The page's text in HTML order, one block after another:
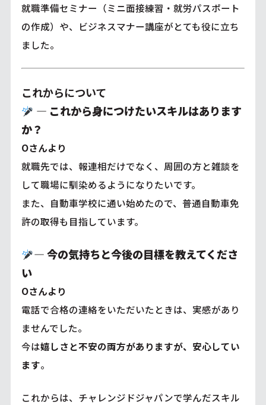
就職準備セミナー（ミニ面接練習・就労パスポート
の作成）や、ビジネスマナー講座がとても役に立ち
ました。
これからについて
― これから身につけたいスキルはあります
か？
Oさんより
就職先では、報連相だけでなく、周囲の方と雑談を
して職場に馴染めるようになりたいです。
また、自動車学校に通い始めたので、普通自動車免
許の取得も目指しています。
―今の気持ちと今後の目標を教えてくださ
い
Oさんより
電話で合格の連絡をいただいたときは、実感があり
ませんでした。
今は嬉しさと不安の両方がありますが、安心してい
ます。
これからは、チャレンジドジャパンで学んだスキル